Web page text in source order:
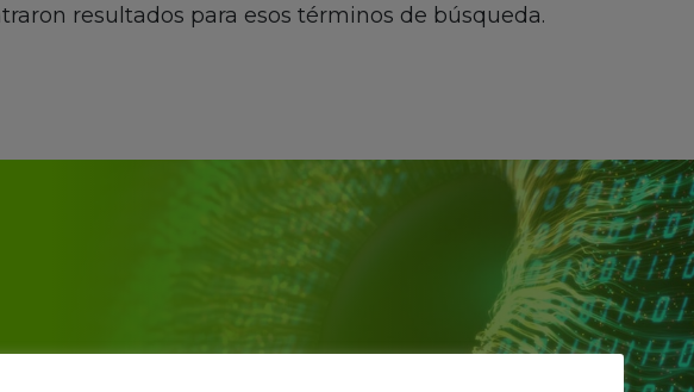
resultados para esos términos de búsqueda.
directo a tu email